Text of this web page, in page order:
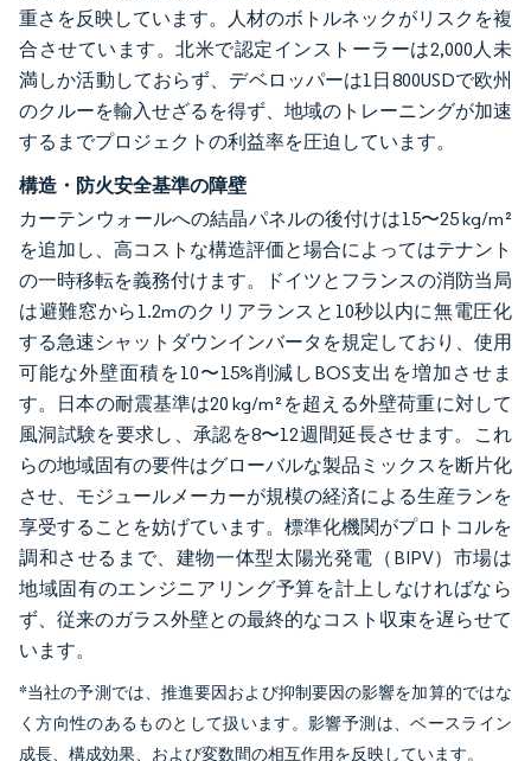
重さを反映しています。人材のボトルネックがリスクを複
合させています。北米で認定インストーラーは2,000人未
満しか活動しておらず、デベロッパーは1日800USDで欧州
のクルーを輸入せざるを得ず、地域のトレーニングが加速
するまでプロジェクトの利益率を圧迫しています。
構造・防火安全基準の障壁
カーテンウォールへの結晶パネルの後付けは15〜25 kg/m²
を追加し、高コストな構造評価と場合によってはテナント
の一時移転を義務付けます。ドイツとフランスの消防当局
は避難窓から1.2mのクリアランスと10秒以内に無電圧化
する急速シャットダウンインバータを規定しており、使用
可能な外壁面積を10〜15%削減しBOS支出を増加させま
す。日本の耐震基準は20 kg/m²を超える外壁荷重に対して
風洞試験を要求し、承認を8〜12週間延長させます。これ
らの地域固有の要件はグローバルな製品ミックスを断片化
させ、モジュールメーカーが規模の経済による生産ランを
享受することを妨げています。標準化機関がプロトコルを
調和させるまで、建物一体型太陽光発電（BIPV）市場は
地域固有のエンジニアリング予算を計上しなければなら
ず、従来のガラス外壁との最終的なコスト収束を遅らせて
います。
*当社の予測では、推進要因および抑制要因の影響を加算的ではな
く方向性のあるものとして扱います。影響予測は、ベースライン
成長、構成効果、および変数間の相互作用を反映しています。